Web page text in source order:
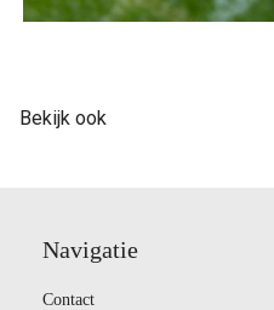
Bekijk ook
Navigatie
Contact